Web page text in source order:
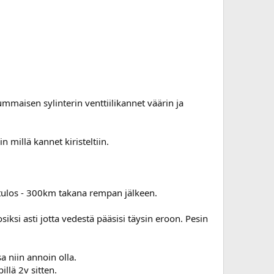
sylinterin venttiilikannet väärin ja
millä kannet kiristeltiin.
- 300km takana rempan jälkeen.
asti jotta vedestä pääsisi täysin eroon. Pesin
niin annoin olla.
2v sitten.